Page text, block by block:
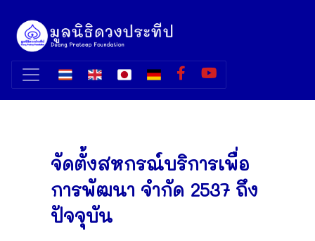
จัดตั้งสหกรณ์บริการเพื่อ
การพัฒนา จำกัด 2537 ถึง
ปัจจุบัน